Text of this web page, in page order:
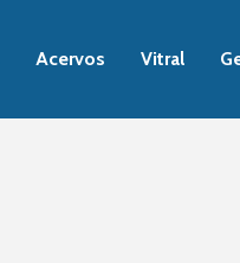
Acervos Vitral